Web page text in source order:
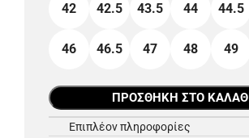
42 42.5 43.5 44 44.5
46 46.5 47 48 49
ΠΡΟΣΘΉΚΗ ΣΤΟ ΚΑΛΆΘΙ
Επιπλέον πληροφορίες